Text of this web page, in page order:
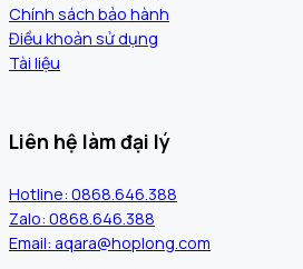
Chính sách bảo hành
Điều khoản sử dụng
Tài liệu
Liên hệ làm đại lý
Hotline: 0868.646.388
Zalo: 0868.646.388
Email: aqara@hoplong.com